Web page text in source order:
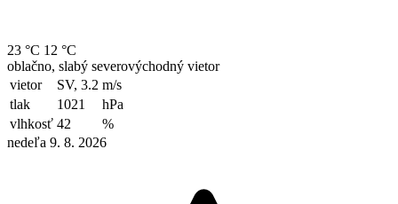
23 °C 12 °C
oblačno, slabý severovýchodný vietor
vietor
SV, 3.2 m/s
tlak
1021
hPa
vlhkosť 42
%
nedeľa 9. 8. 2026